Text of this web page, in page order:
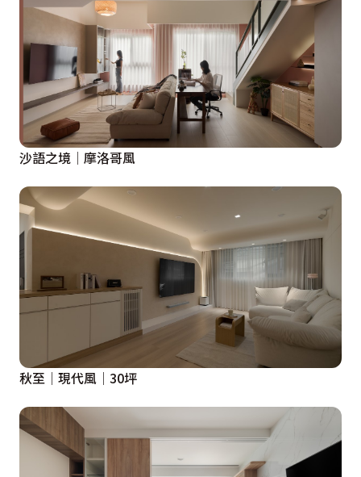
沙語之境│摩洛哥風
秋至│現代風│30坪